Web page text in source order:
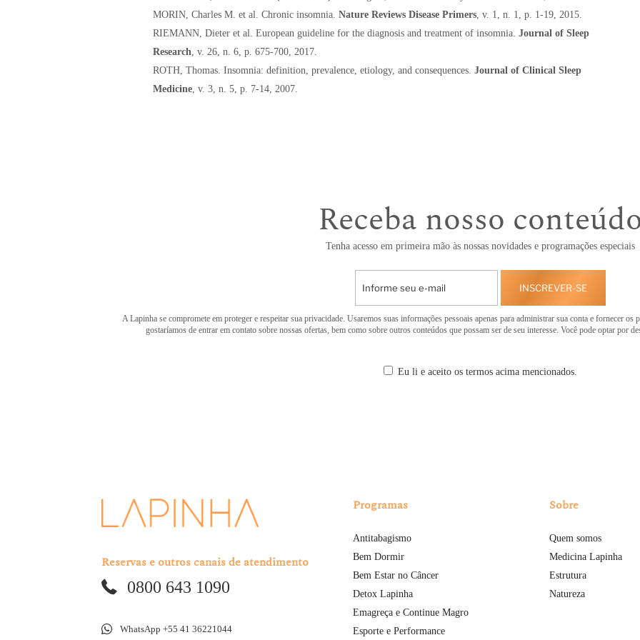
MORIN, Charles M. et al. Chronic insomnia. Nature Reviews Disease Primers , v. 1, n. 1, p. 1-19, 2015.
RIEMANN, Dieter et al. European guideline for the diagnosis and treatment of insomnia. Journal of Sleep
Research , v. 26, n. 6, p. 675-700, 2017.
ROTH, Thomas. Insomnia: definition, prevalence, etiology, and consequences. Journal of Clinical Sleep
Medicine , v. 3, n. 5, p. 7-14, 2007.
Receba nosso
Tenha acesso em primeira mão às nossas novidades e programações especiais
INSCREVER-SE
A Lapinha se compromete em proteger e respeitar sua privacidade. Usaremos suas informações pessoais apenas para administrar sua conta e fornecer
gostaríamos de entrar em contato sobre nossas ofertas, bem como sobre outros conteúdos que possam ser de seu interesse. Você pode optar por
Eu li e aceito os termos acima mencionados.
Reservas e outros canais de atendimento
0800 643 1090
WhatsApp +55 41 36221044
Programas
Antitabagismo
Bem Dormir
Bem Estar no Câncer
Detox Lapinha
Emagreça e Continue Magro
Esporte e Performance
Sobre
Quem somos
Medicina Lapinha
Estrutura
Natureza